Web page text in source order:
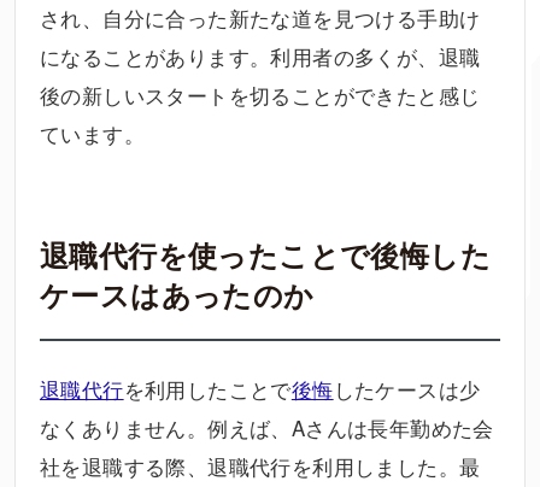
され、自分に合った新たな道を見つける手助け
になることがあります。利用者の多くが、退職
後の新しいスタートを切ることができたと感じ
ています。
退職代行を使ったことで後悔した
ケースはあったのか
退職代行を利用したことで後悔したケースは少
なくありません。例えば、Aさんは長年勤めた会
社を退職する際、退職代行を利用しました。最